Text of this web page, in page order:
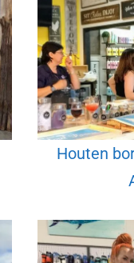
Houten